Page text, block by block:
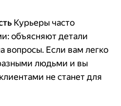
Курьеры часто
объясняют детали
вопросы. Если вам легко
людьми и вы
не станет для